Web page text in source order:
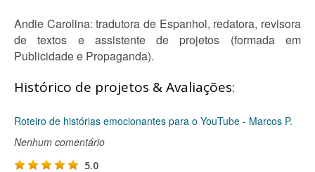
Andie Carolina: tradutora de Espanhol, redatora, revisora
de textos e assistente de projetos (formada em
Publicidade e Propaganda).
Histórico de projetos & Avaliações:
Roteiro de histórias emocionantes para o YouTube - Marcos P.
Nenhum comentário
5.0